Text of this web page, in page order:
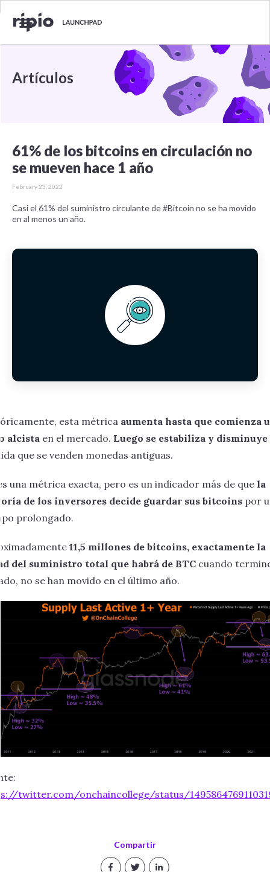
Artículos
61% de los bitcoins en circulación no
se mueven hace 1 año
February 23, 2022
Casi el 61% del suministro circulante de #Bitcoin no se ha movido
en al menos un año.
Compartir
esta métrica aumenta hasta que comienza
alcista en el mercado. Luego se estabiliza y disminuye
que se venden monedas antiguas.
una métrica exacta, pero es un indicador más de que la
de los inversores decide guardar sus bitcoins por
prolongado.
11,5 millones de bitcoins, exactamente la
del suministro total que habrá de BTC cuando
no se han movido en el último año.
twitter.com/onchaincollege/status/